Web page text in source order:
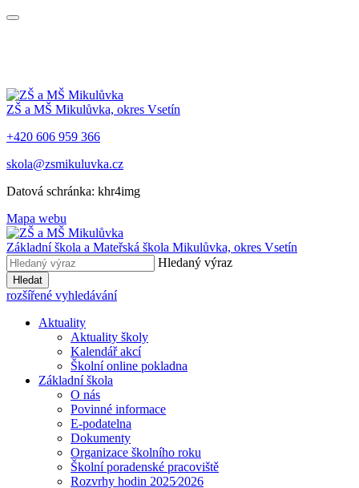
ZŠ a MŠ Mikulůvka, okres Vsetín
+420 606 959 366
skola@zsmikuluvka.cz
Datová schránka: khr4img
Mapa webu
Základní škola a Mateřská škola Mikulůvka, okres Vsetín
Hledaný výraz
Hledat
rozšířené vyhledávání
Aktuality
Aktuality školy
Kalendář akcí
Školní online pokladna
Základní škola
O nás
Povinné informace
E-podatelna
Dokumenty
Organizace školního roku
Školní poradenské pracoviště
Rozvrhy hodin 2025⁄2026